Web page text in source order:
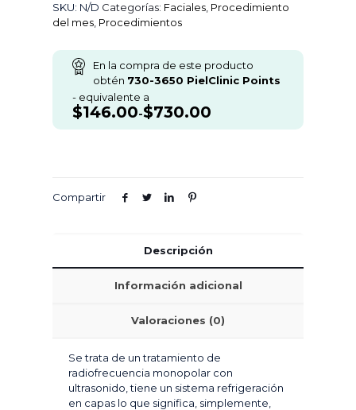
SKU: N/D Categorías: Faciales Procedimiento
del mes Procedimientos
En la compra de este producto
obtén 730-3650 PielClinic Points
- equivalente a
$146.00-$730.00
Compartir
Descripción
Información adicional
Valoraciones (0)
Se trata de un tratamiento de
radiofrecuencia monopolar con
ultrasonido, tiene un sistema refrigeración
en capas lo que significa, simplemente,